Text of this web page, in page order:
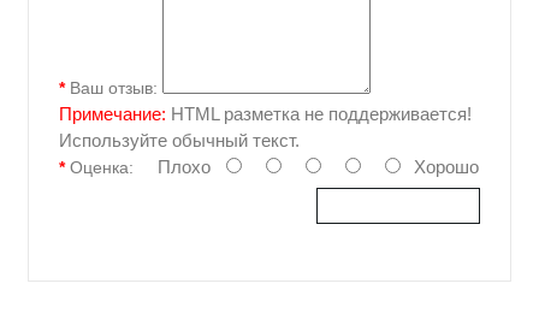
Ваш отзыв:
Примечание: HTML разметка не поддерживается!
Используйте обычный текст.
Оценка: Плохо Хорошо